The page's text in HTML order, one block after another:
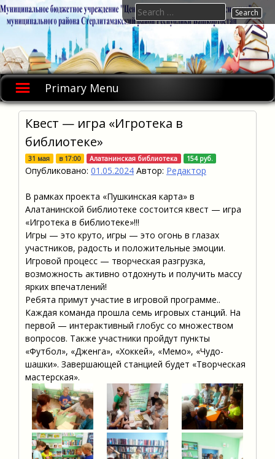
Skip
to
Primary Menu
Search
for:
Квест — игра «Игротека в
библиотеке»
31 мая в17:00 Алатанинская библиотека 154 руб.
Опубликовано: 01.05.2024 Автор: Редактор
В рамках проекта «Пушкинская карта» в
Алатанинской библиотеке состоится квест — игра
«Игротека в библиотеке»!!!
Игры — это круто, игры — это огонь в глазах
участников, радость и положительные эмоции.
Игровой процесс — творческая разгрузка,
возможность активно отдохнуть и получить массу
ярких впечатлений!
Ребята примут участие в игровой программе..
Каждая команда прошла семь игровых станций. На
первой — интерактивный глобус со множеством
вопросов. Также участники пройдут пункты
«Футбол», «Дженга», «Хоккей», «Мемо», «Чудо-
шашки». Завершающей станцией будет «Творческая
мастерская».